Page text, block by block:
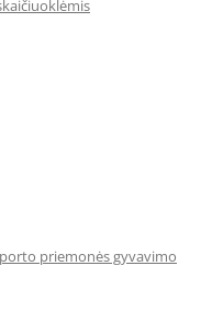
priemonės gyvavimo